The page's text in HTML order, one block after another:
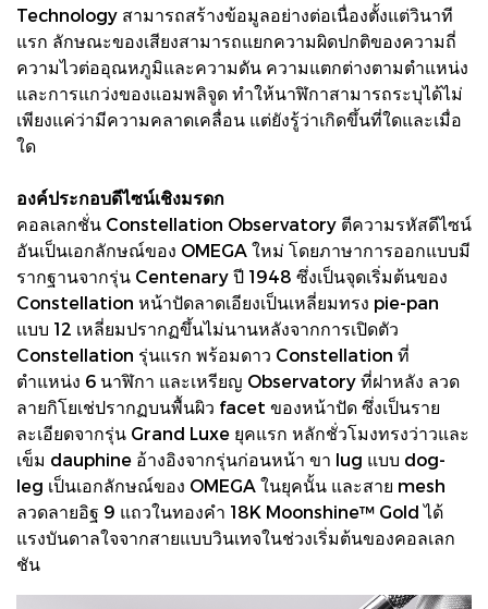
Technology สามารถสร้างข้อมูลอย่างต่อเนื่องตั้งแต่วินาที
แรก ลักษณะของเสียงสามารถแยกความผิดปกติของความถี่
ความไวต่ออุณหภูมิและความดัน ความแตกต่างตามตำแหน่ง
และการแกว่งของแอมพลิจูด ทำให้นาฬิกาสามารถระบุได้ไม่
เพียงแค่ว่ามีความคลาดเคลื่อน แต่ยังรู้ว่าเกิดขึ้นที่ใดและเมื่อ
ใด
องค์ประกอบดีไซน์เชิงมรดก
คอลเลกชั่น Constellation Observatory ตีความรหัสดีไซน์
อันเป็นเอกลักษณ์ของ OMEGA ใหม่ โดยภาษาการออกแบบมี
รากฐานจากรุ่น Centenary ปี 1948 ซึ่งเป็นจุดเริ่มต้นของ
Constellation หน้าปัดลาดเอียงเป็นเหลี่ยมทรง pie-pan
แบบ 12 เหลี่ยมปรากฏขึ้นไม่นานหลังจากการเปิดตัว
Constellation รุ่นแรก พร้อมดาว Constellation ที่
ตำแหน่ง 6 นาฬิกา และเหรียญ Observatory ที่ฝาหลัง ลวด
ลายกิโยเช่ปรากฏบนพื้นผิว facet ของหน้าปัด ซึ่งเป็นราย
ละเอียดจากรุ่น Grand Luxe ยุคแรก หลักชั่วโมงทรงว่าวและ
เข็ม dauphine อ้างอิงจากรุ่นก่อนหน้า ขา lug แบบ dog-
leg เป็นเอกลักษณ์ของ OMEGA ในยุคนั้น และสาย mesh
ลวดลายอิฐ 9 แถวในทองคำ 18K Moonshine™ Gold ได้
แรงบันดาลใจจากสายแบบวินเทจในช่วงเริ่มต้นของคอลเลก
ชัน